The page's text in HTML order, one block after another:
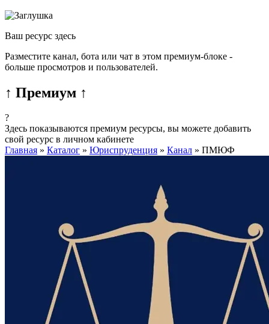
Ваш ресурс здесь
Разместите канал, бота или чат в этом премиум-блоке -
больше просмотров и пользователей.
↑ Премиум ↑
?
Здесь показываются премиум ресурсы, вы можете добавить
свой ресурс в личном кабинете
Главная » Каталог » Юриспруденция » Канал » ПМЮФ